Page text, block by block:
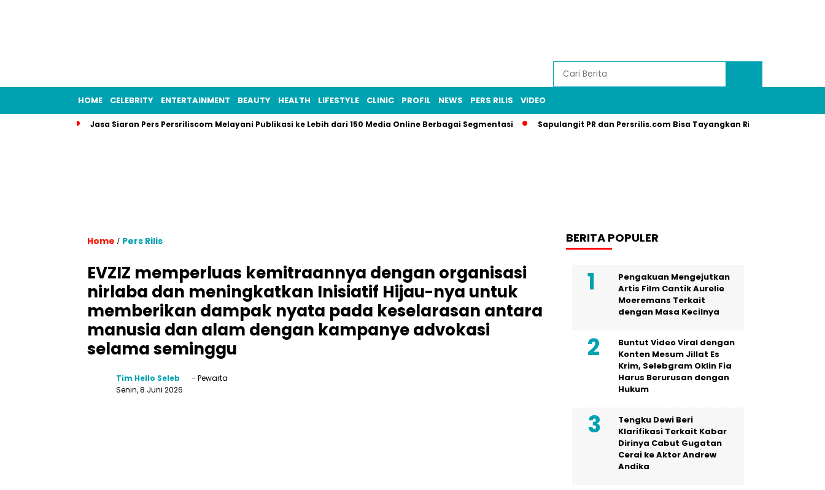
HOME CELEBRITY ENTERTAINMENT BEAUTY HEALTH LIFESTYLE CLINIC PROFIL NEWS PERS RILIS VIDEO
Jasa Siaran Pers Persriliscom Melayani Publikasi ke Lebih dari 150 Media Online Berbagai Segmentasi Sapulangit PR dan Persrilis.com Bisa Tayangkan Ribuan Press
Home / Pers Rilis
EVZIZ memperluas kemitraannya dengan organisasi
nirlaba dan meningkatkan Inisiatif Hijau-nya untuk
memberikan dampak nyata pada keselarasan antara
manusia dan alam dengan kampanye advokasi
selama seminggu
Tim Hello Seleb
- Pewarta
Senin, 8 Juni 2026
BERITA POPULER
Pengakuan Mengejutkan
Artis Film Cantik Aurelie
Moeremans Terkait
dengan Masa Kecilnya
Buntut Video Viral dengan
Konten Mesum Jillat Es
Krim, Selebgram Oklin Fia
Harus Berurusan dengan
Hukum
Tengku Dewi Beri
Klarifikasi Terkait Kabar
Dirinya Cabut Gugatan
Cerai ke Aktor Andrew
Andika